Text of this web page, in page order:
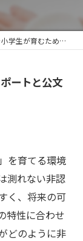
サポートと公文式学習の実践ポイント
ートと公文
を育てる環境
測れない非認
く、将来の可
特性に合わせ
どのように非